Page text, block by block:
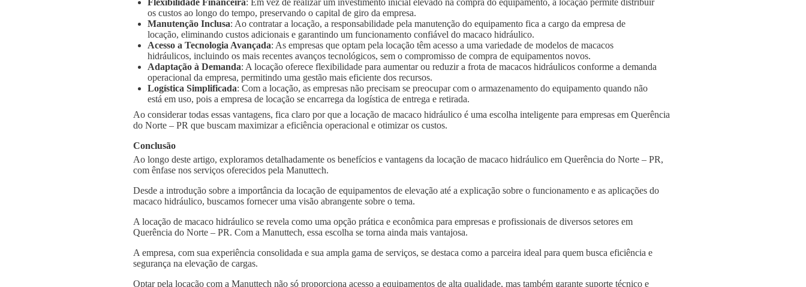
os custos ao longo do tempo, preservando o capital de giro da empresa.
Manutenção Inclusa: Ao contratar a locação, a responsabilidade pela manutenção do equipamento fica a cargo da empresa de
locação, eliminando custos adicionais e garantindo um funcionamento confiável do macaco hidráulico.
Acesso a Tecnologia Avançada: As empresas que optam pela locação têm acesso a uma variedade de modelos de macacos
hidráulicos, incluindo os mais recentes avanços tecnológicos, sem o compromisso de compra de equipamentos novos.
Adaptação à Demanda: A locação oferece flexibilidade para aumentar ou reduzir a frota de macacos hidráulicos conforme a demanda
operacional da empresa, permitindo uma gestão mais eficiente dos recursos.
Logística Simplificada: Com a locação, as empresas não precisam se preocupar com o armazenamento do equipamento quando não
está em uso, pois a empresa de locação se encarrega da logística de entrega e retirada.
Ao considerar todas essas vantagens, fica claro por que a locação de macaco hidráulico é uma escolha inteligente para empresas em Querência
do Norte – PR que buscam maximizar a eficiência operacional e otimizar os custos.
Conclusão
Ao longo deste artigo, exploramos detalhadamente os benefícios e vantagens da locação de macaco hidráulico em Querência do Norte – PR,
com ênfase nos serviços oferecidos pela Manuttech.
Desde a introdução sobre a importância da locação de equipamentos de elevação até a explicação sobre o funcionamento e as aplicações do
macaco hidráulico, buscamos fornecer uma visão abrangente sobre o tema.
A locação de macaco hidráulico se revela como uma opção prática e econômica para empresas e profissionais de diversos setores em
Querência do Norte – PR. Com a Manuttech, essa escolha se torna ainda mais vantajosa.
A empresa, com sua experiência consolidada e sua ampla gama de serviços, se destaca como a parceira ideal para quem busca eficiência e
segurança na elevação de cargas.
Optar pela locação com a Manuttech não só proporciona acesso a equipamentos de alta qualidade, mas também garante suporte técnico e